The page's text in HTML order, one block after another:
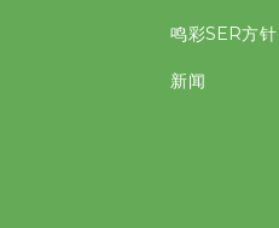
鸣彩SER方针
新闻